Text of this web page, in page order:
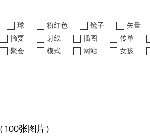
球 粉红色 镜子
矢量
摘要 射线 插图
传单
聚会 模式 网站 女孩
（100张图片）